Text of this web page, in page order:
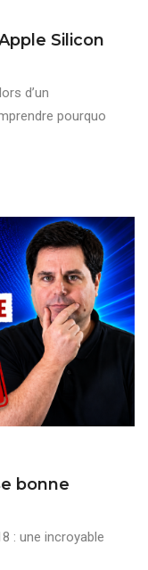
Silicon
d’un
pourquo
bonne
: une incroyable